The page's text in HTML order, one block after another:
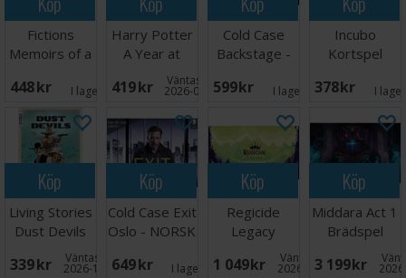
Fictions
Memoirs of a
Brädspel
448 SEK I lager: 1
Harry Potter
A Year at
Hogwarts
419 SEK Väntas in:
2026-08-15
Cold Case
Backstage -
599 SEK I lager: 6
Incubo
Kortspel
378 SEK I
Köp
Living Stories
Dust Devils
Kortspel
339 SEK Väntas in:
2026-10-31
Köp
Cold Case Exit
Oslo - NORSK
649 SEK I lager:
Köp
Regicide
Legacy
Kortspel
1 049 SEK Väntas in:
2026-12-31
Köp
Middara Act 1
Brädspel
3 199 SEK